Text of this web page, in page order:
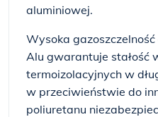
aluminiowej.
Wysoka
Alu gwarantuje stałość
termoizolacyjnych w
w przeciwieństwie do
poliuretanu